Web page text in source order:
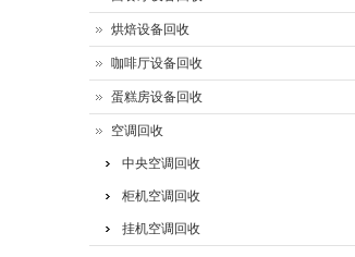
烘焙设备回收
咖啡厅设备回收
蛋糕房设备回收
空调回收
中央空调回收
柜机空调回收
挂机空调回收